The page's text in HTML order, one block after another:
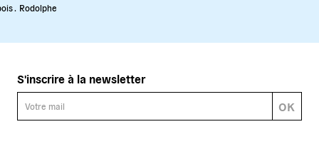
. Rodolphe
S'inscrire à la newsletter
OK